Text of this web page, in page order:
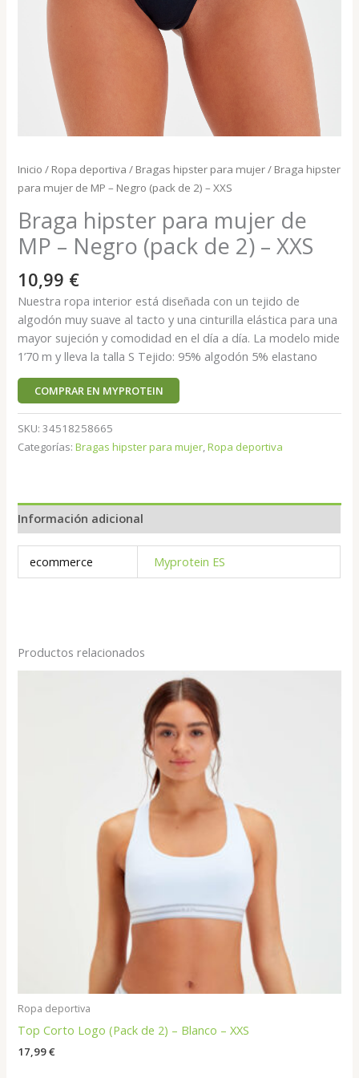
Inicio / Ropa deportiva / Bragas hipster para mujer/ Braga hipster
para mujer de MP – Negro (pack de 2) – XXS
Braga hipster para mujer de
MP – Negro (pack de 2) – XXS
10,99 €
Nuestra ropa interior está diseñada con un tejido de
algodón muy suave al tacto y una cinturilla elástica para una
mayor sujeción y comodidad en el día a día. La modelo mide
1’70 m y lleva la talla S Tejido: 95% algodón 5% elastano
COMPRAR EN MYPROTEIN
SKU:34518258665
Categorías:Bragas hipster para mujer,Ropa deportiva
Información adicional
ecommerce Myprotein ES
Productos relacionados
Ropa deportiva
Top Corto Logo (Pack de 2) – Blanco – XXS
17,99€